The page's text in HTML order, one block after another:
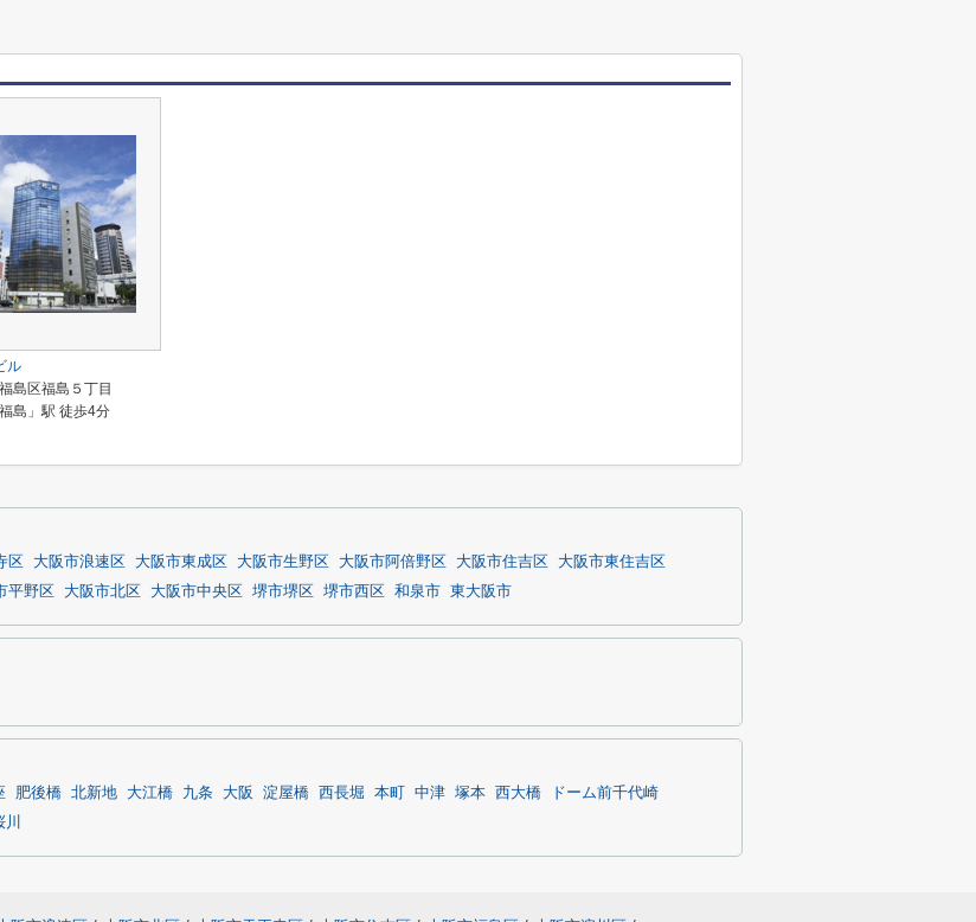
ル
島区福島５丁目
島」駅 徒歩4分
区 大阪市浪速区 大阪市東成区 大阪市生野区 大阪市阿倍野区 大阪市住吉区
大阪市東住吉区
平野区 大阪市北区 大阪市中央区 堺市堺区 堺市西区 和泉市 東大阪市
肥後橋 北新地 大江橋 九条 大阪 淀屋橋 西長堀 本町 中津 塚本 西大橋
ドーム前千代崎
川